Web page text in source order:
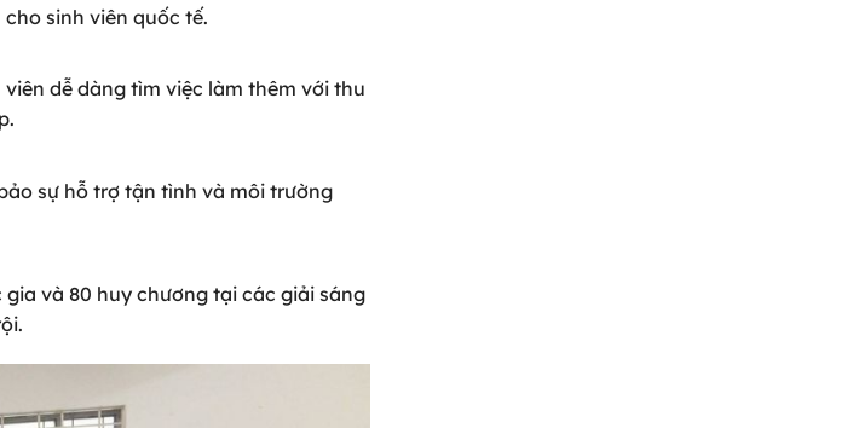
sinh viên quốc tế.
dễ dàng tìm việc làm thêm với thu
sự hỗ trợ tận tình và môi trường
và 80 huy chương tại các giải sáng